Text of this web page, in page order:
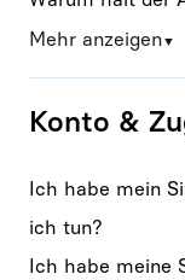
Mehr anzeigen▼
Konto &
Ich habe mein
ich tun?
Ich habe meine